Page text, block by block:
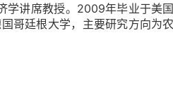
学讲席教授。2009年毕业于美
哥廷根大学，主要研究方向为